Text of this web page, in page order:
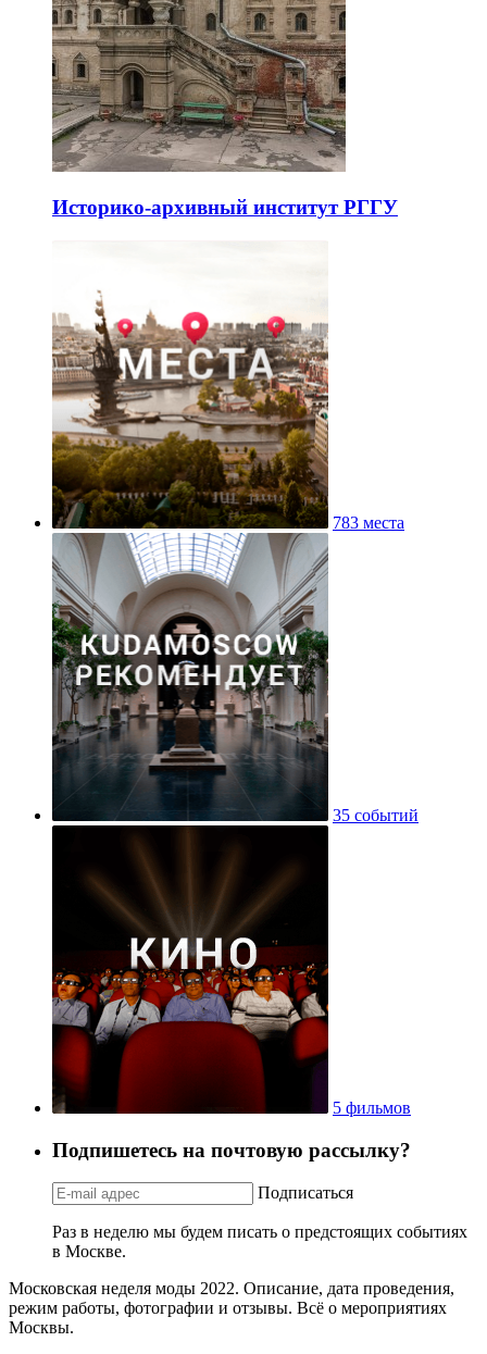
Историко-архивный институт РГГУ
783 места
35 событий
5 фильмов
Подпишетесь на почтовую рассылку?
Подписаться
Раз в неделю мы будем писать о предстоящих событиях
в Москве.
Московская неделя моды 2022. Описание, дата проведения,
режим работы, фотографии и отзывы. Всё о мероприятиях
Москвы.